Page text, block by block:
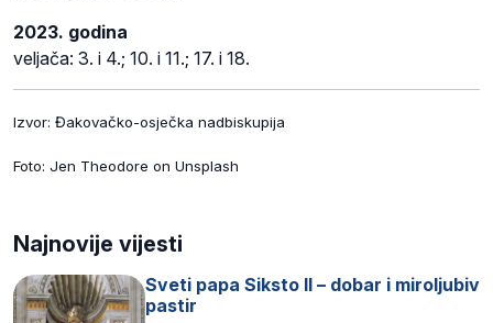
2023. godina
veljača: 3. i 4.; 10. i 11.; 17. i 18.
Izvor: Đakovačko-osječka nadbiskupija
Foto: Jen Theodore on Unsplash
Najnovije vijesti
Sveti papa Siksto II – dobar i miroljubiv
pastir